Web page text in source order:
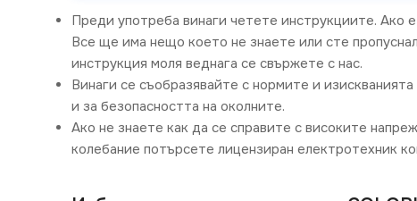
Преди употреба винаги четете инструкциите. Ако
Все ще има нещо което не знаете или сте
инструкция моля веднага се свържете с нас.
Винаги се съобразявайте с нормите и
и за безопасността на околните.
Ако не знаете как да се справите с високите
колебание потърсете лицензиран електротехник